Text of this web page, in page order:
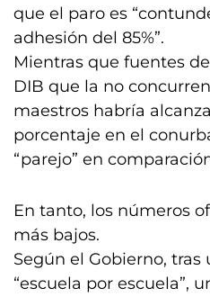
que el paro es
adhesión del 85%”.
Mientras que fuentes
DIB que la no
maestros habría
porcentaje en el
“parejo” en
En tanto, los números
más bajos.
Según el Gobierno,
“escuela por escuela”,